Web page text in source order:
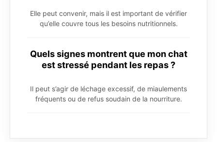
Elle peut convenir, mais il est important de vérifier
qu’elle couvre tous les besoins nutritionnels.
Quels signes montrent que mon chat
est stressé pendant les repas ?
Il peut s’agir de léchage excessif, de miaulements
fréquents ou de refus soudain de la nourriture.